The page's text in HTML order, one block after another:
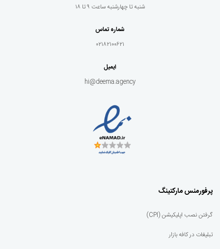
شنبه تا چهارشنبه ساعت ۹ تا ۱۸
شماره تماس
۰۲۱۸۲۱۰۰۶۲۱
ایمیل
hi@deema.agency
پرفورمنس مارکتینگ
گرفتن نصب اپلیکیشن (CPI)
تبلیغات در کافه بازار